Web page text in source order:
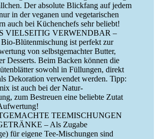
Der absolute Blickfang auf jedem
in der veganen und vegetarischen
auch bei Küchenchefs sehr beliebt!
VIELSEITIG VERWENDBAR –
Blütenmischung ist perfekt zur
von selbstgemachter Butter,
Desserts. Beim Backen können die
sowohl in Füllungen, direkt
Dekoration verwendet werden. Tipp:
ist auch bei der Natur-
zum Bestreuen eine beliebte Zutat
TEEMISCHUNGEN
– Als Zugabe
für eigene Tee-Mischungen sind